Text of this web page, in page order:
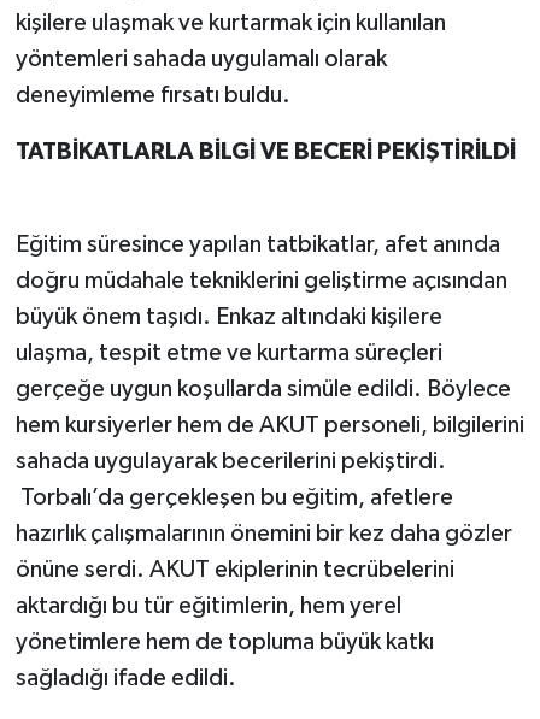
kişilere ulaşmak ve kurtarmak için kullanılan
yöntemleri sahada uygulamalı olarak
deneyimleme fırsatı buldu.
TATBİKATLARLA BİLGİ VE BECERİ PEKİŞTİRİLDİ
Eğitim süresince yapılan tatbikatlar, afet anında
doğru müdahale tekniklerini geliştirme açısından
büyük önem taşıdı. Enkaz altındaki kişilere
ulaşma, tespit etme ve kurtarma süreçleri
gerçeğe uygun koşullarda simüle edildi. Böylece
hem kursiyerler hem de AKUT personeli, bilgilerini
sahada uygulayarak becerilerini pekiştirdi.
Torbalı’da gerçekleşen bu eğitim, afetlere
hazırlık çalışmalarının önemini bir kez daha gözler
önüne serdi. AKUT ekiplerinin tecrübelerini
aktardığı bu tür eğitimlerin, hem yerel
yönetimlere hem de topluma büyük katkı
sağladığı ifade edildi.